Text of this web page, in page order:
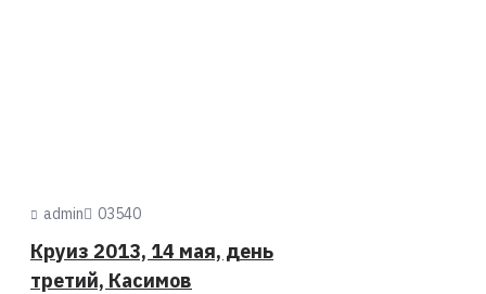
admin 03540
Круиз 2013, 14 мая, день
третий, Касимов